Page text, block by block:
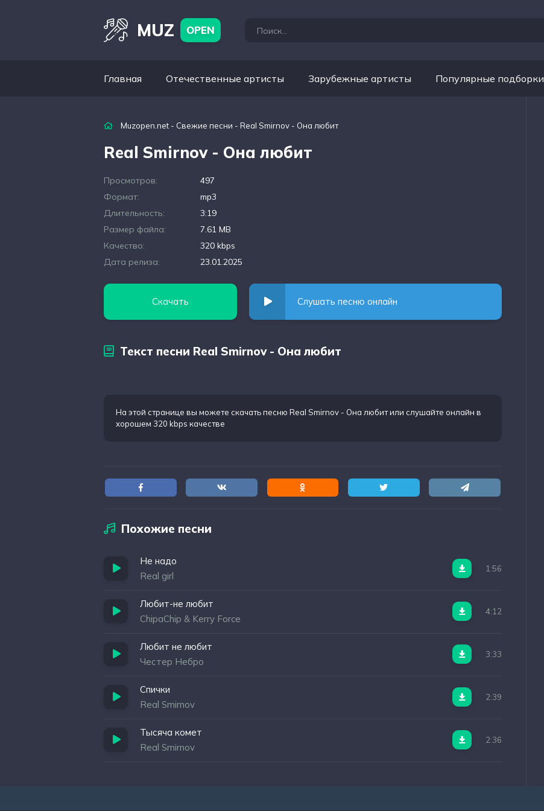
MUZ OPEN
Главная Отечественные артисты Зарубежные артисты Популярные подборки
Muzopen.net - Свежие песни - Real Smirnov - Она любит
Real Smirnov - Она любит
Просмотров:
497
Формат:
mp3
Длительность:
3:19
Размер файла:
7.61 MB
Качество:
320 kbps
Дата релиза:
23.01.2025
Скачать Слушать песню онлайн
Текст песни Real Smirnov - Она любит
На этой странице вы можете скачать песню Real Smirnov - Она любитили слушайте онлайн в
хорошем 320 kbps качестве
Похожие песни
Не надо
Real girl
1:56
Любит-не любит
ChipaChip & Kerry Force
4:12
Любит не любит
Честер Небро
3:33
Спички
Real Smirnov
2:39
Тысяча комет
Real Smirnov
2:36